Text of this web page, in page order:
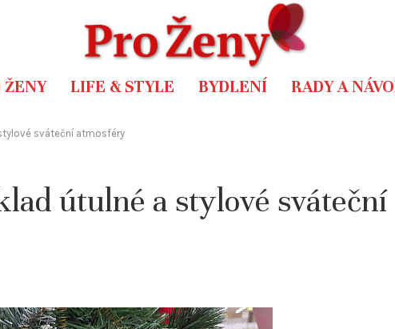
ŽENY LIFE & STYLE BYDLENÍ RADY A
sváteční atmosféry
útulné a stylové sváteční